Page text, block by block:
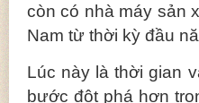
còn có nhà máy sản
Nam từ thời kỳ đầu
Lúc này là thời gian
bước đột phá hơn